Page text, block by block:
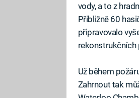
vody, a to z
Přibližně 60
připravovalo
rekonstrukčních
Už během
Zahrnout tak